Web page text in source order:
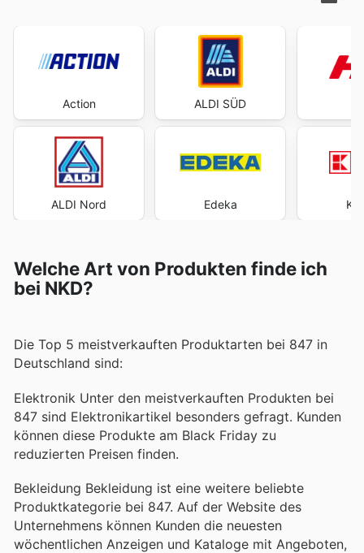
Action
ALDI Nord
ALDI SÜD
Edeka
Welche Art von Produkten finde ich
bei NKD?
Die Top 5 meistverkauften Produktarten bei 847 in
Deutschland sind:
Elektronik Unter den meistverkauften Produkten bei
847 sind Elektronikartikel besonders gefragt. Kunden
können diese Produkte am Black Friday zu
reduzierten Preisen finden.
Bekleidung Bekleidung ist eine weitere beliebte
Produktkategorie bei 847. Auf der Website des
Unternehmens können Kunden die neuesten
wöchentlichen Anzeigen und Kataloge mit Angeboten,